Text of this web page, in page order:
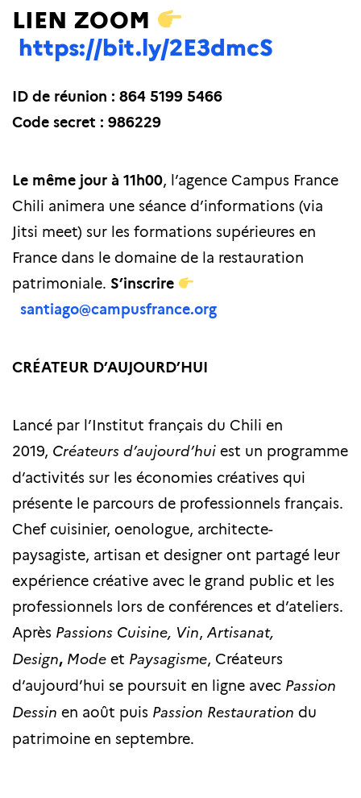
LIEN ZOOM
https://bit.ly/2E3dmcS
ID de réunion : 864 5199 5466
Code secret : 986229
Le même jour à 11h00, l’agence Campus France
Chili animera une séance d’informations (via
Jitsi meet) sur les formations supérieures en
France dans le domaine de la restauration
patrimoniale. S’inscrire
santiago@campusfrance.org
CRÉATEUR D’AUJOURD’HUI
Lancé par l’Institut français du Chili en
2019, Créateurs d’aujourd’hui est un programme
d’activités sur les économies créatives qui
présente le parcours de professionnels français.
Chef cuisinier, oenologue, architecte-
paysagiste, artisan et designer ont partagé leur
expérience créative avec le grand public et les
professionnels lors de conférences et d’ateliers.
Après Passions Cuisine, Vin, Artisanat,
Design, Mode et Paysagisme, Créateurs
d’aujourd’hui se poursuit en ligne avec Passion
Dessin en août puis Passion Restauration du
patrimoine en septembre.